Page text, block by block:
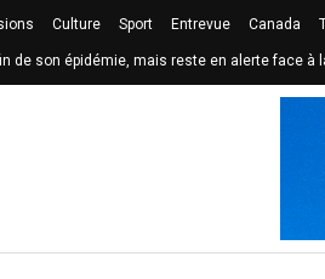
Culture Sport Entrevue Canada
de son épidémie, mais reste en alerte face à